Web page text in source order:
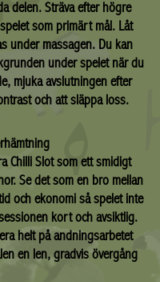
delen. Sträva efter högre
som primärt mål. Låt
under massagen. Du kan
under spelet när du
mjuka avslutningen efter
och att släppa loss.
Chilli Slot som ett smidigt
Se det som en bro mellan
och ekonomi så spelet inte
kort och avsiktlig.
helt på andningsarbetet
en len, gradvis övergång